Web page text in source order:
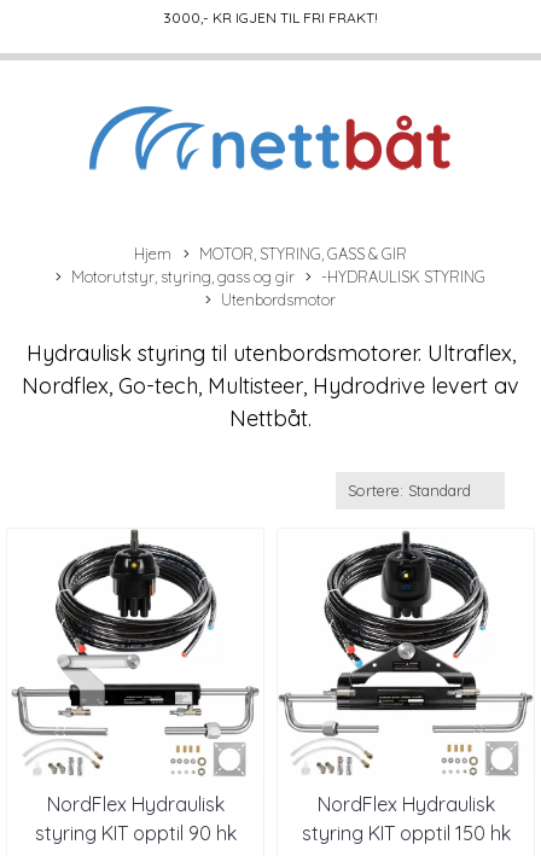
3000,- KR IGJEN TIL FRI FRAKT!
Hjem
MOTOR, STYRING, GASS & GIR
Motorutstyr, styring, gass og gir
-HYDRAULISK STYRING
Utenbordsmotor
Hydraulisk styring til utenbordsmotorer. Ultraflex,
Nordflex, Go-tech, Multisteer, Hydrodrive levert av
Nettbåt.
NordFlex Hydraulisk
styring KIT opptil 90 hk
NordFlex Hydraulisk
styring KIT opptil 150 hk